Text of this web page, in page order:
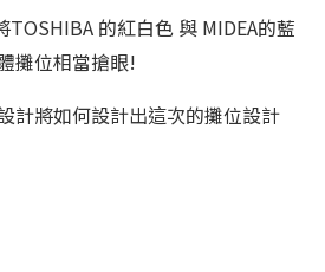
的紅白色 與 MIDEA的藍
攤位相當搶眼!
計將如何設計出這次的攤位設計